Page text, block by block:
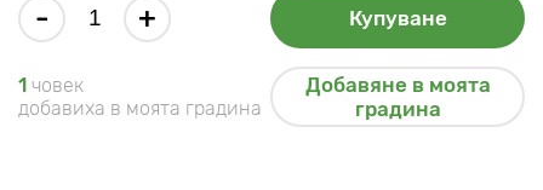
- + Купуване
1 човек
добавиха в моята градина
Добавяне в моята
градина